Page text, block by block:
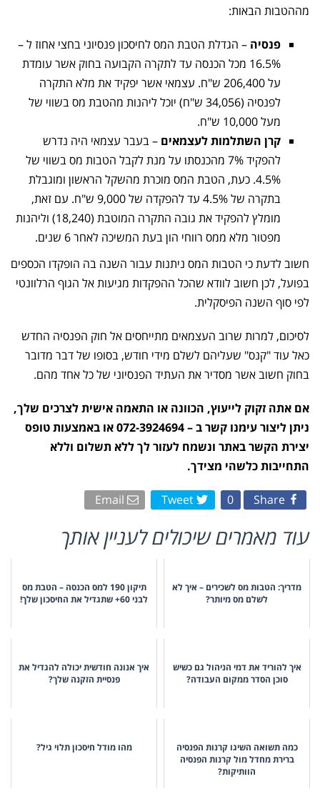
מההטבות הבאות:
פנסיה – הגדלת הטבת המס לחיסכון פנסיוני בחצי אחוז ל –
16.5% מכל הכנסה עד לתקרה הקבועה בחוק אשר עומדת
על 206,400 ש"ח. עצמאי אשר יפקיד את מלא התקרה
לפנסיה (34,056 ש"ח) יוכל ליהנות מהטבת מס בשווי של
מעל 10,000 ש"ח.
קרן השתלמות לעצמאים – בעבר עצמאי היה נדרש
להפקיד 7% מהכנסתו על מנת לקבל הטבות מס בשווי של
4.5%. כעת, הטבת המס מוכרת מהשקל הראשון ומוגבלת
בתקרה של 4.5% עד להפקדה של 9,000 ש"ח. עם זאת,
מומלץ להפקיד את גובה התקרה המוטבת (18,240) וליהנות
מפטור מלא ממס רווחי הון בעת המשיכה לאחר 6 שנים.
חשוב לדעת כי הטבות המס ניתנות עבור השנה בה הופקדו הכספים
בפועל, לכן חשוב לוודא שהכל ההפקדות מגיעות אל הגוף הרלוונטי
לפי סוף השנה הפיסקלית.
לסיכום, למרות שרוב העצמאים מתייחסים אל חוק הפנסיה החדש
כאל עוד "קנס" שעליהם לשלם מידי חודש, בסופו של דבר מדובר
בחוק חשוב אשר מסדיר את העתיד הפנסיוני של כל אחד מהם.
אם אתה זקוק לייעוץ, הכוונה או התאמה אישית לצרכים שלך,
ניתן ליצור עימנו קשר ב – 072-3924694 או באמצעות טופס
יצירת הקשר באתר ונשמח לעזור לך ללא תשלום וללא
התחייבות כלשהי מצידך.
Share
0
Tweet
Email
עוד מאמרים שיכולים לעניין אותך
מדריך: הטבות מס לשכירים – איך לא
לשלם מס מיותר?
תיקון 190 למס הכנסה – הטבת מס
לבני 60+ שתגדיל את החיסכון שלך!
איך להוריד את דמי הניהול גם כשיש
סוכן הסדר ממקום העבודה?
איך אנונה חודשית יכולה להגדיל את
פנסיית הזקנה שלך?
כמה תשואה השיגו קרנות הפנסיה
ברירת מחדל מול קרנות הפנסיה
הוותיקות?
מהו מודל חיסכון תלוי גיל?